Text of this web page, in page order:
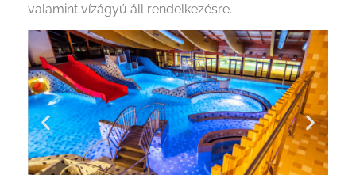
valamint vízágyú áll rendelkezésre.